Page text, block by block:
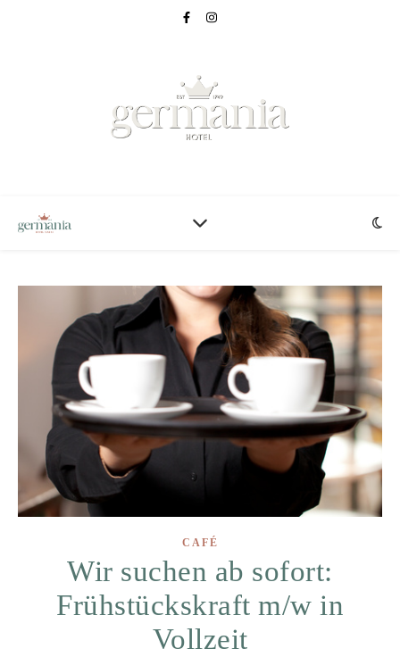
CAFÉ
Wir suchen ab sofort:
Frühstückskraft m/w in
Vollzeit